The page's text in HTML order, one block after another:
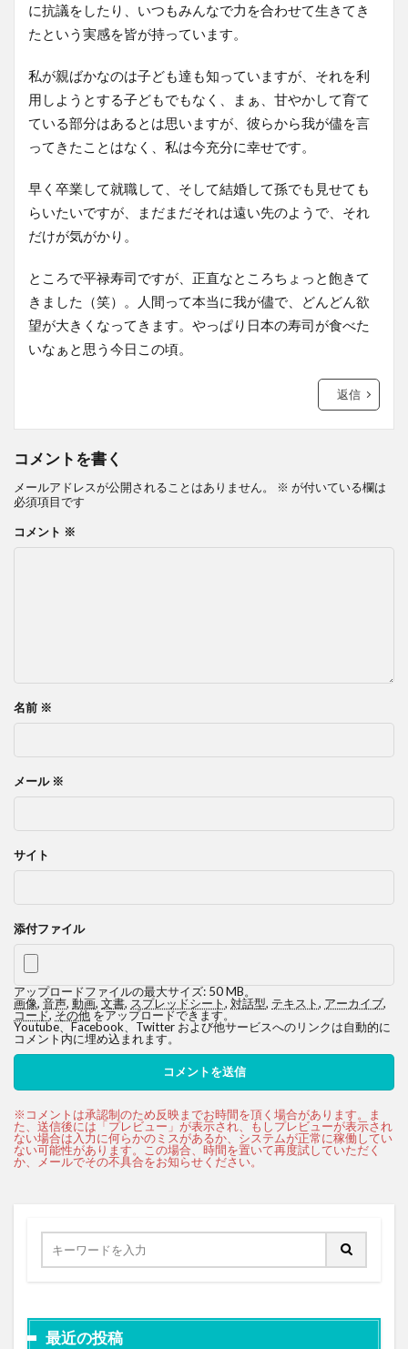
に抗議をしたり、いつもみんなで力を合わせて生きてき
たという実感を皆が持っています。
私が親ばかなのは子ども達も知っていますが、それを利
用しようとする子どもでもなく、まぁ、甘やかして育て
ている部分はあるとは思いますが、彼らから我が儘を言
ってきたことはなく、私は今充分に幸せです。
早く卒業して就職して、そして結婚して孫でも見せても
らいたいですが、まだまだそれは遠い先のようで、それ
だけが気がかり。
ところで平禄寿司ですが、正直なところちょっと飽きて
きました（笑）。人間って本当に我が儘で、どんどん欲
望が大きくなってきます。やっぱり日本の寿司が食べた
いなぁと思う今日この頃。
返信
コメントを書く
メールアドレスが公開されることはありません。 ※ が付いている欄は
必須項目です
コメント ※
名前 ※
メール ※
サイト
添付ファイル
アップロードファイルの最大サイズ: 50 MB。
画像, 音声, 動画, 文書, スプレッドシート, 対話型, テキスト, アーカイブ,
コード,その他をアップロードできます。
Youtube、Facebook、Twitter および他サービスへのリンクは自動的に
コメント内に埋め込まれます。
最近の投稿